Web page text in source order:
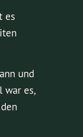
es
und
war es,